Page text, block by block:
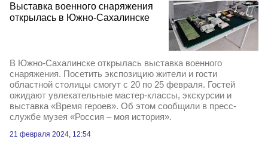
Выставка военного снаряжения
открылась в Южно-Сахалинске
В Южно-Сахалинске открылась выставка военного
снаряжения. Посетить экспозицию жители и гости
областной столицы смогут с 20 по 25 февраля. Гостей
ожидают увлекательные мастер-классы, экскурсии и
выставка «Время героев». Об этом сообщили в пресс-
службе музея «Россия – моя история».
21 февраля 2024, 12:54